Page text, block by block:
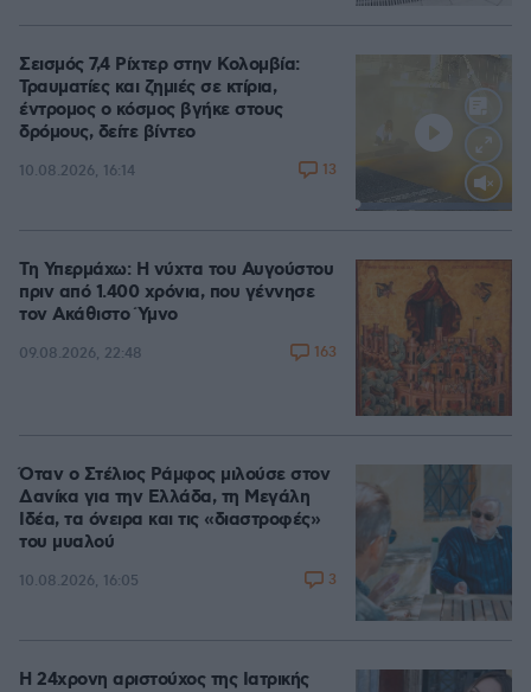
Σεισμός 7,4 Ρίχτερ στην Κολομβία:
Τραυματίες και ζημιές σε κτίρια,
έντρομος ο κόσμος βγήκε στους
δρόμους, δείτε βίντεο
10.08.2026, 16:14 13
Τη Υπερμάχω: Η νύχτα του Αυγούστου
πριν από 1.400 χρόνια, που γέννησε
τον Ακάθιστο Ύμνο
09.08.2026, 22:48 163
Όταν ο Στέλιος Ράμφος μιλούσε στον
Δανίκα για την Ελλάδα, τη Μεγάλη
Ιδέα, τα όνειρα και τις «διαστροφές»
του μυαλού
10.08.2026, 16:05 3
Η 24χρονη αριστούχος της Ιατρικής